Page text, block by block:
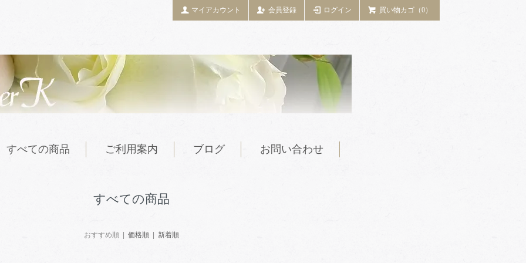
買い物カゴ（0）
ログイン
会員登録
マイアカウント
すべての商品 ご利用案内 ブログ お問い合わせ
すべての商品
おすすめ順 | 価格順 | 新着順